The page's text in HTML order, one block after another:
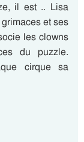
il est .. Lisa
et ses
les clowns
du puzzle.
cirque sa